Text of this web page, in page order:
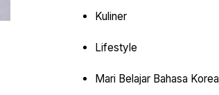
Kuliner
Lifestyle
Mari Belajar Bahasa Korea